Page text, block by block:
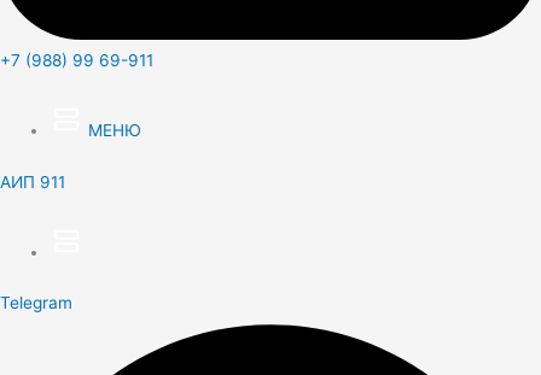
+7 (988) 99 69-911
МЕНЮ
АИП 911
Telegram